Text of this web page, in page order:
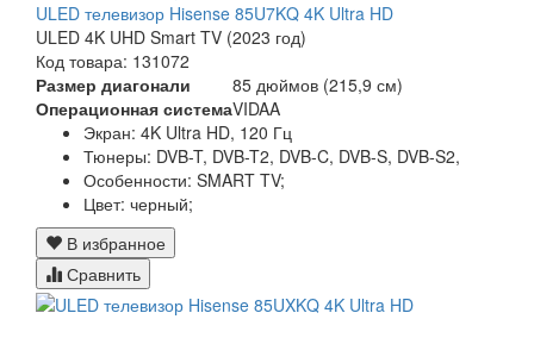
ULED телевизор Hisense 85U7KQ 4K Ultra HD
ULED 4K UHD Smart TV (2023 год)
Код товара: 131072
Размер диагонали
85 дюймов (215,9 см)
Операционная системаVIDAA
Экран: 4K Ultra HD, 120 Гц
Тюнеры: DVB-T, DVB-T2, DVB-C, DVB-S, DVB-S2,
Особенности: SMART TV;
Цвет: черный;
В избранное
Сравнить